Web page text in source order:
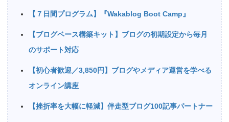
【７日間プログラム】『Wakablog Boot Camp』
【ブログベース構築キット】ブログの初期設定から毎月
のサポート対応
【初心者歓迎／3,850円】ブログやメディア運営を学べる
オンライン講座
【挫折率を大幅に軽減】伴走型ブログ100記事パートナー